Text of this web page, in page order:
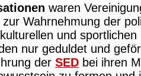
waren
Wahrnehmung der
und
nur geduldet und
der SED bei ihren